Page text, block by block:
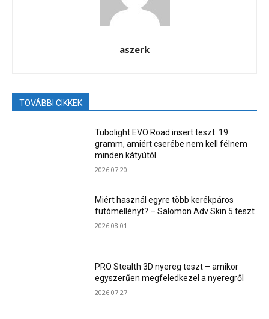
aszerk
TOVÁBBI CIKKEK
Tubolight EVO Road insert teszt: 19
gramm, amiért cserébe nem kell félnem
minden kátyútól
2026.07.20.
Miért használ egyre több kerékpáros
futómellényt? – Salomon Adv Skin 5 teszt
2026.08.01.
PRO Stealth 3D nyereg teszt – amikor
egyszerűen megfeledkezel a nyeregről
2026.07.27.